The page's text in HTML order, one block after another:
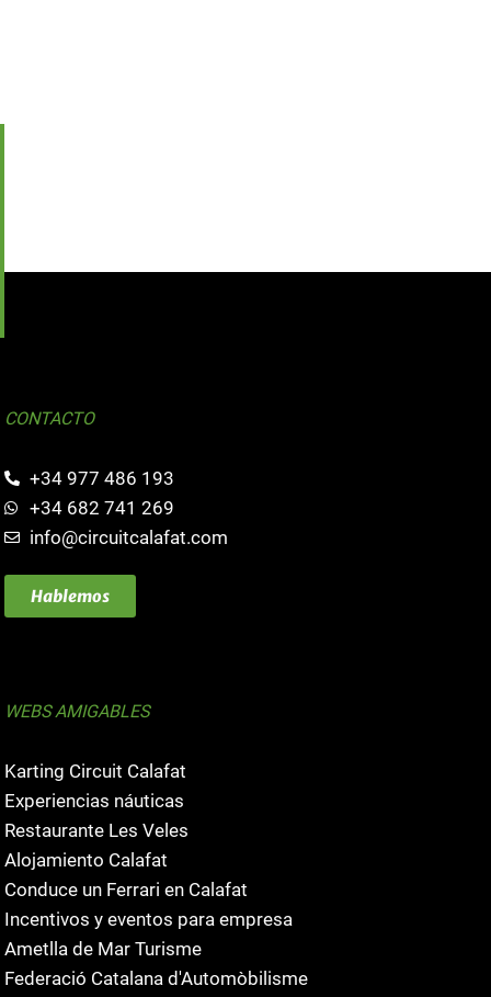
CONTACTO
+34 977 486 193
+34 682 741 269
info@circuitcalafat.com
Hablemos
WEBS AMIGABLES
Karting Circuit Calafat
Experiencias náuticas
Restaurante Les Veles
Alojamiento Calafat
Conduce un Ferrari en Calafat
Incentivos y eventos para empresa
Ametlla de Mar Turisme
Federació Catalana d'Automòbilisme